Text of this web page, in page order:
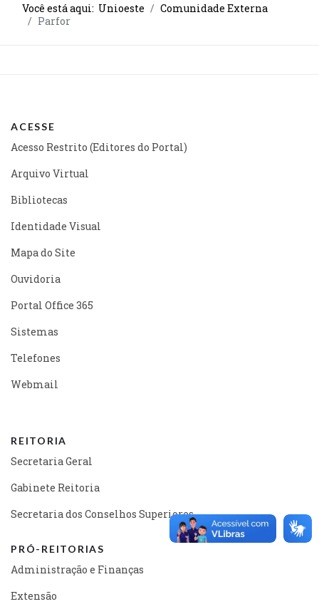
Você está aqui: Unioeste
Comunidade Externa
Parfor
ACESSE
Acesso Restrito (Editores do Portal)
Arquivo Virtual
Bibliotecas
Identidade Visual
Mapa do Site
Ouvidoria
Portal Office 365
Sistemas
Telefones
Webmail
REITORIA
Secretaria Geral
Gabinete Reitoria
Secretaria dos Conselhos Superiores
PRÓ-REITORIAS
Administração e Finanças
Extensão